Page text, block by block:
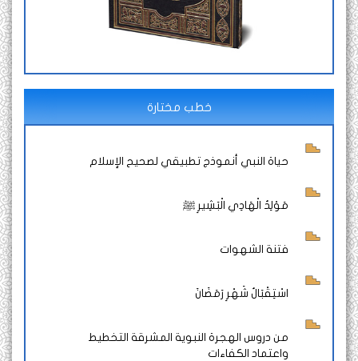
خطب مختارة
حياة النبي أنموذج تطبيقي لصحيح الإسلام
مَوْلِدُ الْهَادِي الْبَشِيرِ ﷺ
فتنة الشهوات
اسْتِقْبَالُ شَهْرِ رَمَضَانَ
من دروس الهجرة النبوية المشرقة التخطيط
واعتماد الكفاءات